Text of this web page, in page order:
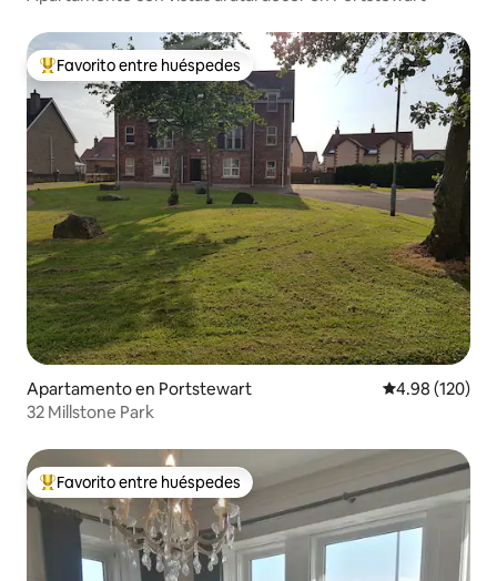
Favorito entre huéspedes preferido
Favorito entre huéspedes
Apartamento en Portstewart Calificación
4.98 (120)
32 Millstone Park
Favorito entre huéspedes preferido
Favorito entre huéspedes